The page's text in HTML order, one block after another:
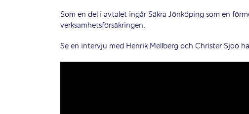
Som en del i avtalet ingår Säkra Jönköping som en
verksamhetsförsäkringen.
Se en intervju med Henrik Mellberg och Christer Sjöö